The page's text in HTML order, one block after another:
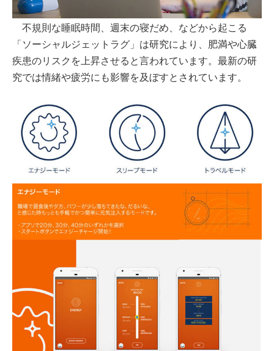
不規則な睡眠時間、週末の寝だめ、などから起こる
「ソーシャルジェットラグ」は研究により、肥満や心臓
疾患のリスクを上昇させると言われています。最新の研
究では情緒や疲労にも影響を及ぼすとされています。